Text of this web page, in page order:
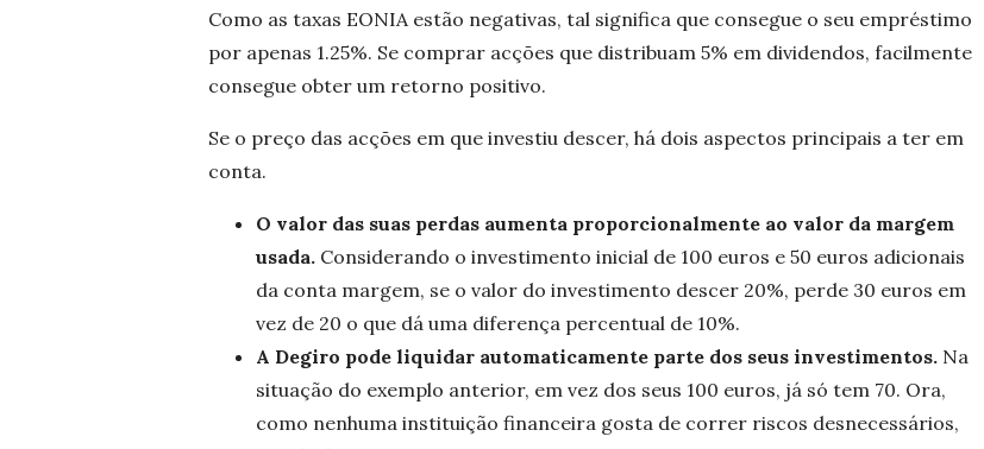
Como as taxas EONIA estão negativas, tal significa que consegue o seu empréstimo
por apenas 1.25%. Se comprar acções que distribuam 5% em dividendos, facilmente
consegue obter um retorno positivo.
Se o preço das acções em que investiu descer, há dois aspectos principais a ter em
conta.
O valor das suas perdas aumenta proporcionalmente ao valor da margem
usada. Considerando o investimento inicial de 100 euros e 50 euros adicionais
da conta margem, se o valor do investimento descer 20%, perde 30 euros em
vez de 20 o que dá uma diferença percentual de 10%.
A Degiro pode liquidar automaticamente parte dos seus investimentos. Na
situação do exemplo anterior, em vez dos seus 100 euros, já só tem 70. Ora,
como nenhuma instituição financeira gosta de correr riscos desnecessários,